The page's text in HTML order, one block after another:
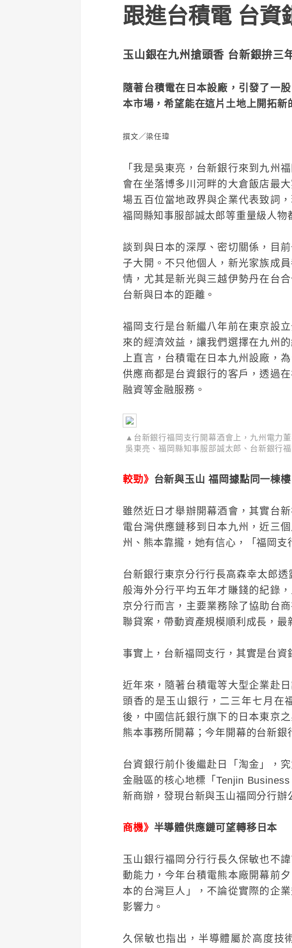
跟進台積電 台資
玉山銀在九州搶頭香 台新銀拚三
隨著台積電在日本設廠，引發了一
本市場，希望能在這片土地上開拓新
撰文／梁任瑋
「我是吳東亮，台新銀行來到九州
會在坐落博多川河畔的大倉飯店最
場五百位當地政界與企業代表致詞
福岡縣知事服部誠太郎等重量級人物
談到與日本的深厚、密切關係，目
子大開。不只他個人，新光家族成
情，尤其是新光與三越伊勢丹在台
台新與日本的距離。
福岡支行是台新繼八年前在東京設
來的經濟效益，讓我們選擇在九州
上直言，台積電在日本九州設廠，
供應商都是台資銀行的客戶，透過
融資等金融服務。
▲台新銀行福岡支行開幕酒會上，九州電力
吳東亮、福岡縣知事服部誠太郎、台新銀行
較勁》 台新與玉山 福岡據點同一棟樓
雖然近日才舉辦開幕酒會，其實台
電台灣供應鏈移到日本九州，近三
州、熊本靠攏，她有信心，「福岡支
台新銀行東京分行行長高森幸太郎
般海外分行平均五年才賺錢的紀錄
京分行而言，主要業務除了協助台
聯貸案，帶動資產規模順利成長，最
事實上，台新福岡支行，其實是台資
近年來，隨著台積電等大型企業赴
頭香的是玉山銀行，二三年七月在
後，中國信託銀行旗下的日本東京
熊本事務所開幕；今年開幕的台新銀
台資銀行前仆後繼赴日「淘金」，
金融區的核心地標「Tenjin
新商辦，發現台新與玉山福岡分行辦
商機》 半導體供應鏈可望轉移日本
玉山銀行福岡分行行長久保敏也不
動能力，今年台積電熊本廠開幕前
本的台灣巨人」，不論從實際的企
影響力。
久保敏也指出，半導體屬於高度技